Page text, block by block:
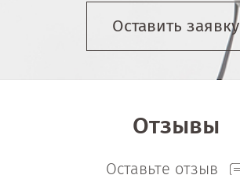
Оставить заявку
Отзывы
Оставьте отзыв